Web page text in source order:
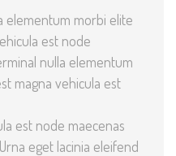
elementum morbi elite
est node
nulla elementum
magna vehicula est
est node maecenas
eget lacinia eleifend